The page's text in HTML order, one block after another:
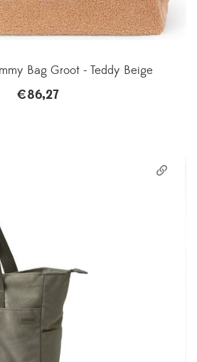
Bag Groot - Teddy Beige
€86,27